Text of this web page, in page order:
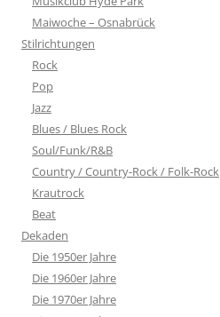
Maiwoche – Osnabrück
Stilrichtungen
Rock
Pop
Jazz
Blues / Blues Rock
Soul/Funk/R&B
Country / Country-Rock / Folk-Rock
Krautrock
Beat
Dekaden
Die 1950er Jahre
Die 1960er Jahre
Die 1970er Jahre